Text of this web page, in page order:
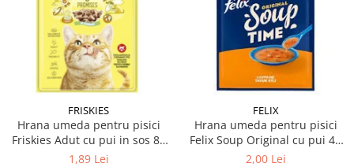
Recompense caini
FRISKIES
Hrana umeda pentru pisici
Friskies Adut cu pui in sos 85
gr
1,89 Lei
FELIX
Hrana umeda pentru pisici
Felix Soup Original cu pui 48
gr
2,00 Lei